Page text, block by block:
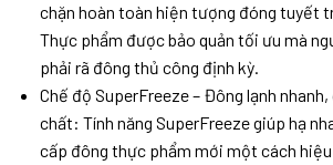
chặn hoàn toàn hiện tượng đóng tuyết
Thực phẩm được bảo quản tối ưu mà
phải rã đông thủ công định kỳ.
Chế độ SuperFreeze – Đông lạnh
chất: Tính năng SuperFreeze giúp hạ
cấp đông thực phẩm mới một cách